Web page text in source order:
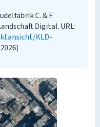
C. & F.
URL:
KLD-